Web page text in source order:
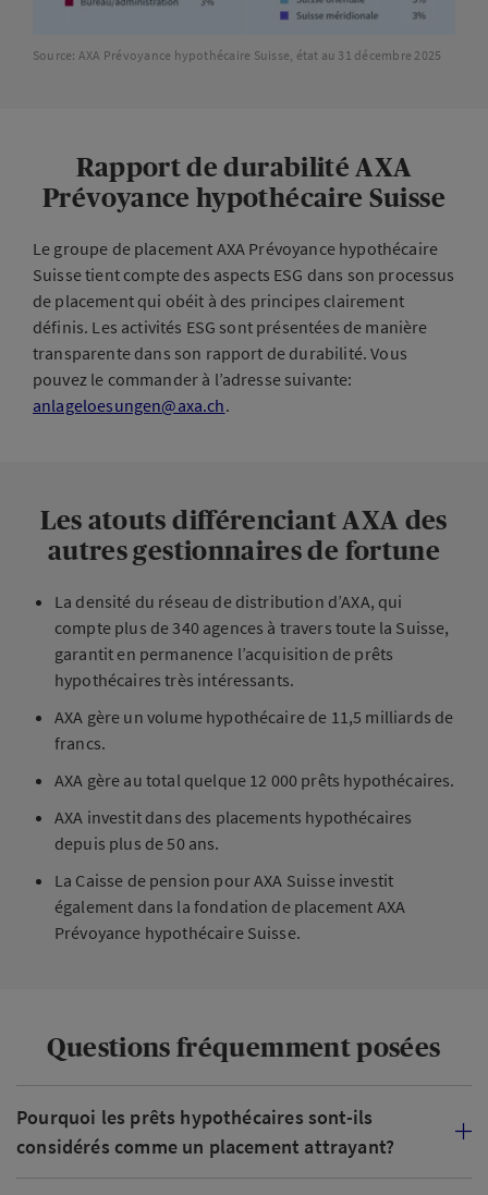
Source: AXA Prévoyance hypothécaire Suisse, état au 31 décembre 2025
Rapport de durabilité AXA
Prévoyance hypothécaire Suisse
Le groupe de placement AXA Prévoyance hypothécaire
Suisse tient compte des aspects ESG dans son processus
de placement qui obéit à des principes clairement
définis. Les activités ESG sont présentées de manière
transparente dans son rapport de durabilité. Vous
pouvez le commander à l’adresse suivante:
anlageloesungen@axa.ch.
Les atouts différenciant AXA des
autres gestionnaires de fortune
La densité du réseau de distribution d’AXA, qui
compte plus de 340 agences à travers toute la Suisse,
garantit en permanence l’acquisition de prêts
hypothécaires très intéressants.
AXA gère un volume hypothécaire de 11,5 milliards de
francs.
AXA gère au total quelque 12 000 prêts hypothécaires.
AXA investit dans des placements hypothécaires
depuis plus de 50 ans.
La Caisse de pension pour AXA Suisse investit
également dans la fondation de placement AXA
Prévoyance hypothécaire Suisse.
Questions fréquemment posées
Pourquoi les prêts hypothécaires sont-ils
considérés comme un placement attrayant?